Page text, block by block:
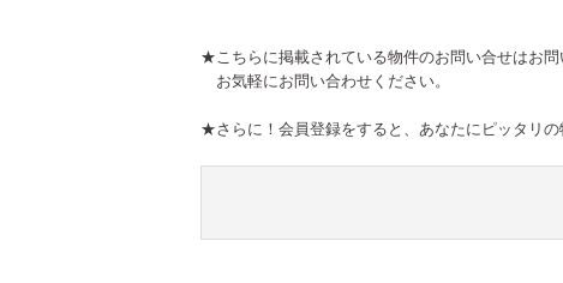
★こちらに掲載されている物件のお問い合せはお
お気軽にお問い合わせください。
★さらに！会員登録をすると、あなたにピッタリの